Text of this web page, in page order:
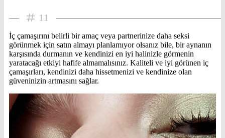
11
İç çamaşırını belirli bir amaç veya partnerinize daha seksi
görünmek için satın almayı planlamıyor olsanız bile, bir aynanın
karşısında durmanın ve kendinizi en iyi halinizle görmenin
yaratacağı etkiyi hafife almamalısınız. Kaliteli ve iyi görünen iç
çamaşırları, kendinizi daha hissetmenizi ve kendinize olan
güveninizin artmasını sağlar.